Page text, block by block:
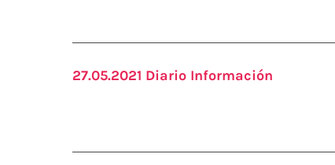
27.05.2021 Diario Información